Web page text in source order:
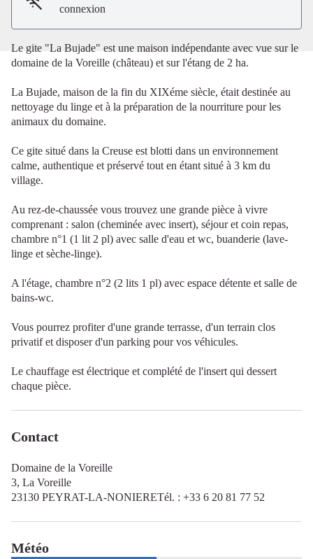
connexion
Le gite "La Bujade" est une maison indépendante avec vue sur le
domaine de la Voreille (château) et sur l'étang de 2 ha.
La Bujade, maison de la fin du XIXéme siècle, était destinée au
nettoyage du linge et à la préparation de la nourriture pour les
animaux du domaine.
Ce gite situé dans la Creuse est blotti dans un environnement
calme, authentique et préservé tout en étant situé à 3 km du
village.
Au rez-de-chaussée vous trouvez une grande pièce à vivre
comprenant : salon (cheminée avec insert), séjour et coin repas,
chambre n°1 (1 lit 2 pl) avec salle d'eau et wc, buanderie (lave-
linge et sèche-linge).
A l'étage, chambre n°2 (2 lits 1 pl) avec espace détente et salle de
bains-wc.
Vous pourrez profiter d'une grande terrasse, d'un terrain clos
privatif et disposer d'un parking pour vos véhicules.
Le chauffage est électrique et complété de l'insert qui dessert
chaque pièce.
Contact
Domaine de la Voreille
3, La Voreille
23130 PEYRAT-LA-NONIERETél. : +33 6 20 81 77 52
Météo